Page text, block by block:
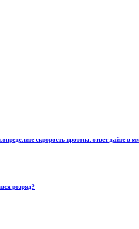
скрорость протона. ответ дайте в
розряд?